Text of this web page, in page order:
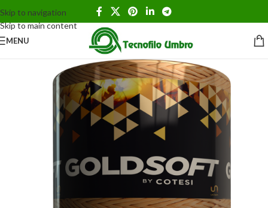
Skip to navigation
Skip to main content
MENU